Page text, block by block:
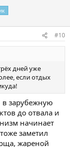
нацеленные
в них можно
Примеры
– сырники;
капуста,
и пельмени;
ресторанах:
#10
дней уже
если отдых
в зарубежную
до отвала и
начинает
заметил
жареной